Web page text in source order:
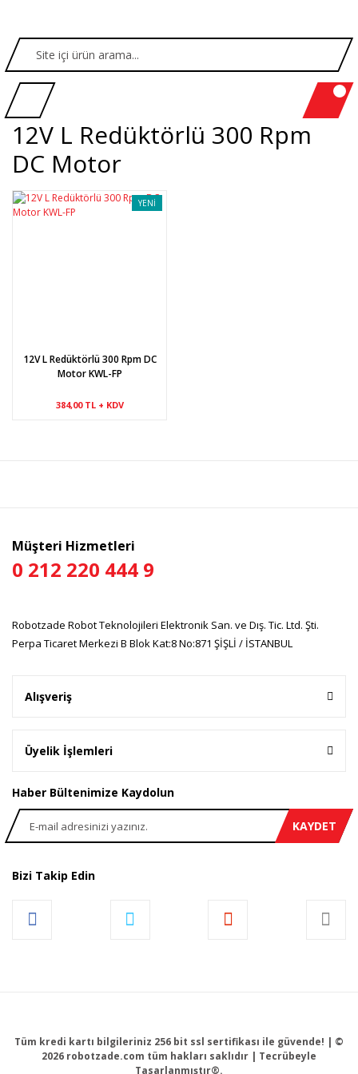
12V L Redüktörlü 300 Rpm
DC Motor
YENİ
12V L Redüktörlü 300 Rpm DC
Motor KWL-FP
384,00 TL + KDV
Müşteri Hizmetleri
0 212 220 444 9
Robotzade Robot Teknolojileri Elektronik San. ve Dış. Tic. Ltd. Şti.
Perpa Ticaret Merkezi B Blok Kat:8 No:871 ŞİŞLİ / İSTANBUL
Alışveriş
Üyelik İşlemleri
Haber Bültenimize Kaydolun
KAYDET
Bizi Takip Edin
Tüm kredi kartı bilgileriniz 256 bit ssl sertifikası ile güvende! | ©
2026 robotzade.com tüm hakları saklıdır | Tecrübeyle
Tasarlanmıştır®.